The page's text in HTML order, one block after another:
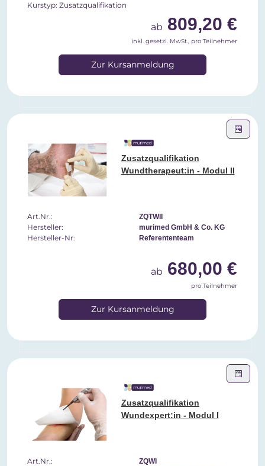
Kurstyp: Zusatzqualifikation
ab 809,20 €
inkl. gesetzl. MwSt., pro Teilnehmer
Zur Kursanmeldung
Zusatzqualifikation
Wundtherapeut:in - Modul II
Art.Nr.: ZQTWII
Hersteller: murimed GmbH & Co. KG
Hersteller-Nr: Referententeam
ab 680,00 €
pro Teilnehmer
Zur Kursanmeldung
Zusatzqualifikation
Wundexpert:in - Modul I
Art.Nr.: ZQWI